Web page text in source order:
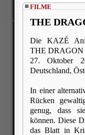
FILME
THE
Die KAZÉ
THE DRAGON
27. Oktober
Deutschland,
In einer
Rücken
genug, dass
können. Diese
das Blatt in